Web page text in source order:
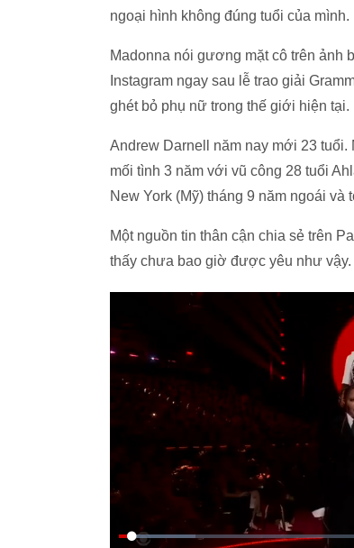
ngoại hình không đúng tuổi của mình.
Madonna nói gương mặt cô trên ảnh
Instagram ngay sau lễ trao giải
ghét bỏ phụ nữ trong thế giới hiện tại.
Andrew Darnell năm nay mới 23
mối tình 3 năm với vũ công 28 tuổi
New York (Mỹ) tháng 9 năm ngoái và
Một nguồn tin thân cận chia sẻ trên
thấy chưa bao giờ được yêu như